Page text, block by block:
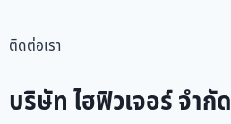
ติดต่อเรา
บริษัท ไฮฟิวเจอร์ จำกัด